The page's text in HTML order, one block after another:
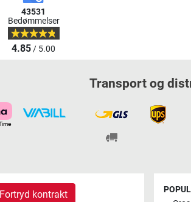
43531
Bedømmelser
4.85/ 5.00
Transport og
Fortryd kontrakt